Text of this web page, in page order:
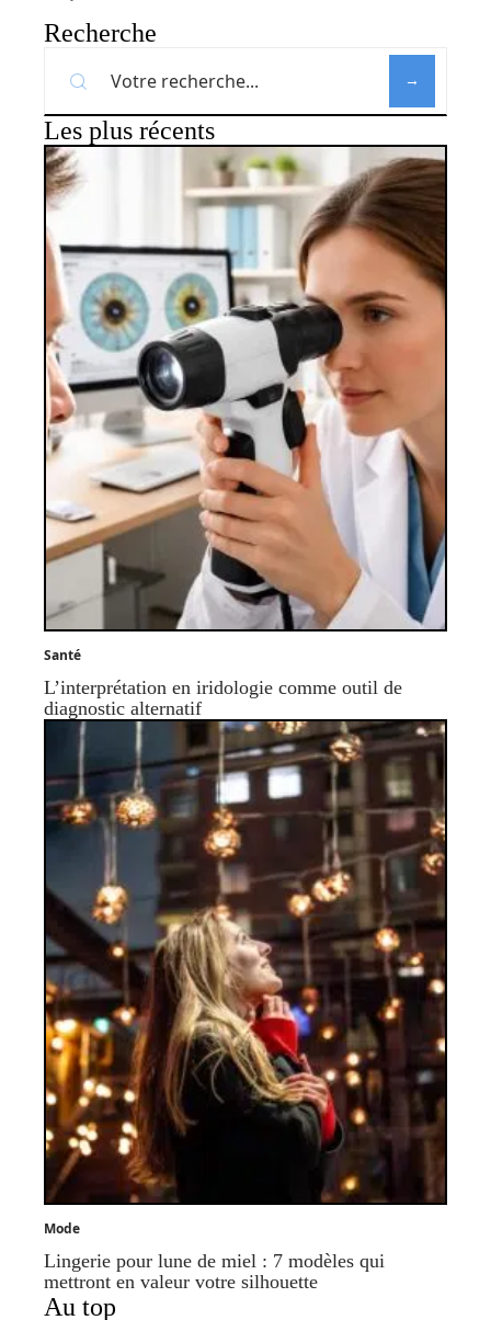
Recherche
Les plus récents
Santé
L’interprétation en iridologie comme outil de
diagnostic alternatif
Mode
Lingerie pour lune de miel : 7 modèles qui
mettront en valeur votre silhouette
Au top